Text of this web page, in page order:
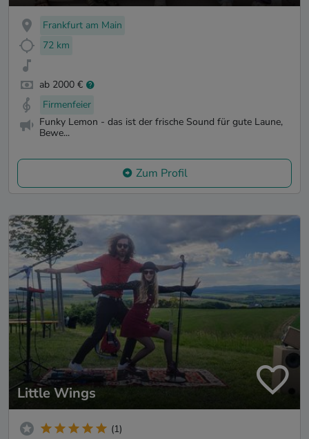
Frankfurt am Main
72 km
ab 2000 €
Firmenfeier
Funky Lemon - das ist der frische Sound für gute Laune,
Bewe...
Zum Profil
Little Wings
(1)